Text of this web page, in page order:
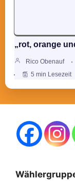
„rot, orange
Rico Obenauf
5 min Lesezeit